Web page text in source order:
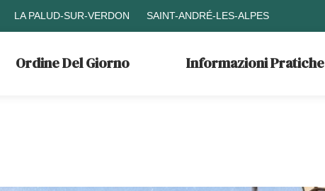
LA PALUD-SUR-VERDON SAINT-ANDRÉ-LES-ALPES
Ordine Del Giorno Informazioni Pratiche